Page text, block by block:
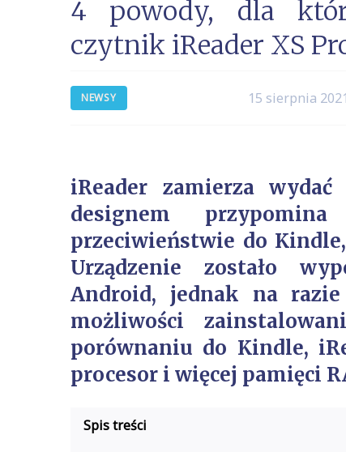
4 powody, dla
czytnik iReader XS
NEWSY 15 sierpnia 2021
iReader zamierza
designem
przeciwieństwie do
Urządzenie zostało
Android, jednak na
możliwości
porównaniu do Kindle,
procesor i więcej pamięci
Spis treści